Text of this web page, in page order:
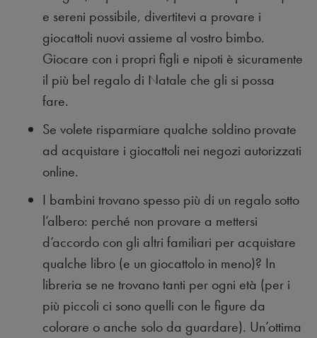
e sereni possibile, divertitevi a provare i
giocattoli nuovi assieme al vostro bimbo.
Giocare con i propri figli e nipoti è sicuramente
il più bel regalo di Natale che gli si possa
fare.
Se volete risparmiare qualche soldino provate
ad acquistare i giocattoli nei negozi autorizzati
online.
I bambini trovano spesso più di un regalo sotto
l’albero: perché non provare a mettersi
d’accordo con gli altri familiari per acquistare
qualche libro (e un giocattolo in meno)? In
libreria se ne trovano tanti per ogni età (per i
più piccoli ci sono quelli con le figure da
colorare o anche solo da guardare). Un’ottima